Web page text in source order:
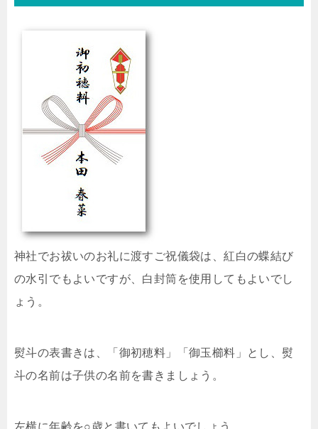
神社でお祓いのお礼に渡すご祝儀袋は、紅白の蝶結び
の水引でもよいですが、白封筒を使用してもよいでし
ょう。
熨斗の表書きは、「御初穂料」「御玉櫛料」とし、熨
斗の名前は子供の名前を書きましょう。